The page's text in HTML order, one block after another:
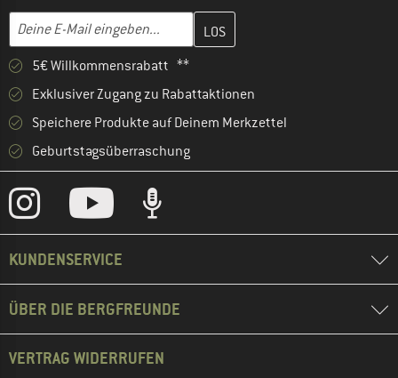
E-Mail-Adresse
Gib hier deine E-Mail-Adresse ein und erstelle im nächsten
5€ Willkommensrabatt **
Exklusiver Zugang zu Rabattaktionen
Speichere Produkte auf Deinem Merkzettel
Geburtstagsüberraschung
KUNDENSERVICE
ÜBER DIE BERGFREUNDE
VERTRAG WIDERRUFEN